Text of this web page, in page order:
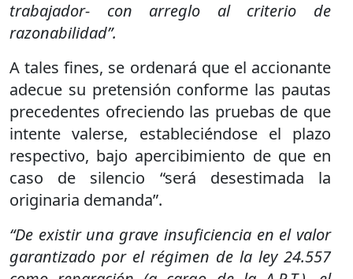
trabajador- con arreglo al criterio de
razonabilidad”.
A tales fines, se ordenará que el accionante
adecue su pretensión conforme las pautas
precedentes ofreciendo las pruebas de que
intente valerse, estableciéndose el plazo
respectivo, bajo apercibimiento de que en
caso de silencio “será desestimada la
originaria demanda”.
“De existir una grave insuficiencia en el valor
garantizado por el régimen de la ley 24.557